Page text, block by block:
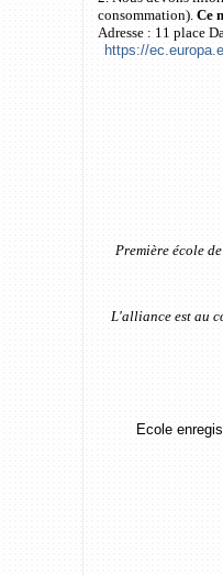
consommation). Ce
Adresse : 11 place
https://
Première école
L'alliance est au
Ecole